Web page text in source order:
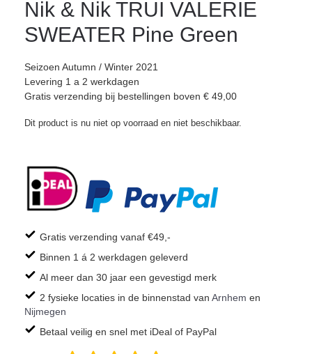
Nik & Nik TRUI VALERIE
SWEATER Pine Green
Seizoen Autumn / Winter 2021
Levering 1 a 2 werkdagen
Gratis verzending bij bestellingen boven € 49,00
Dit product is nu niet op voorraad en niet beschikbaar.
Gratis verzending vanaf €49,-
Binnen 1 á 2 werkdagen geleverd
Al meer dan 30 jaar een gevestigd merk
2 fysieke locaties in de binnenstad van Arnhem en
Nijmegen
Betaal veilig en snel met iDeal of PayPal